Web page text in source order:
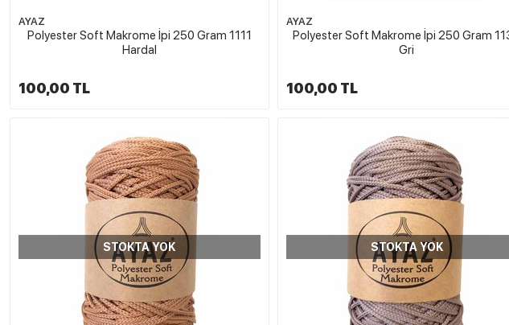
AYAZ
Polyester Soft Makrome İpi 250 Gram 1111
Hardal
100,00 TL
AYAZ
Polyester Soft Makrome İpi 250 Gram
Gri
100,00 TL
STOKTA YOK STOKTA YOK